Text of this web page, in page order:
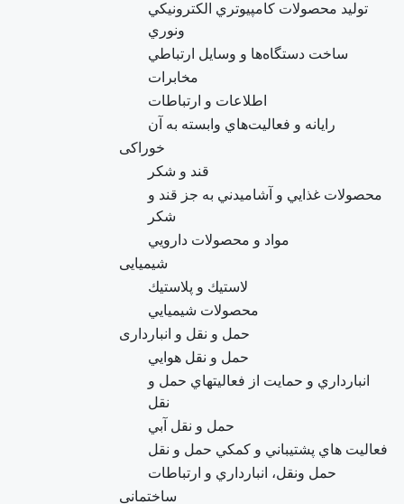
توليد محصولات كامپيوتري الكترونيكي
ونوري
ساخت دستگاه‌ها و وسايل ارتباطي
مخابرات
اطلاعات و ارتباطات
رايانه و فعاليت‌هاي وابسته به آن
خوراکی
قند و شكر
محصولات غذايي و آشاميدني به جز قند و
شكر
مواد و محصولات دارويي
شیمیایی
لاستيك و پلاستيك
محصولات شيميايي
حمل و نقل و انبارداری
حمل و نقل هوايي
انبارداري و حمايت از فعاليتهاي حمل و
نقل
حمل و نقل آبي
فعاليت هاي پشتيباني و كمكي حمل و نقل
حمل ونقل، انبارداري و ارتباطات
ساختمانی